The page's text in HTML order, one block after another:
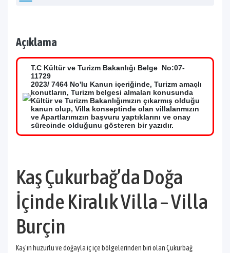
Açıklama
T.C Kültür ve Turizm Bakanlığı Belge No:07-
11729
2023/ 7464 No'lu Kanun içeriğinde, Turizm amaçlı
konutların, Turizm belgesi almaları konusunda
Kültür ve Turizm Bakanlığımızın çıkarmış olduğu
kanun olup, Villa konseptinde olan villalarımızın
ve Apartlarımızın başvuru yaptıklarını ve onay
sürecinde olduğunu gösteren bir yazıdır.
Kaş Çukurbağ’da Doğa
İçinde Kiralık Villa – Villa
Burçin
Kaş’ın huzurlu ve doğayla iç içe bölgelerinden biri olan Çukurbağ